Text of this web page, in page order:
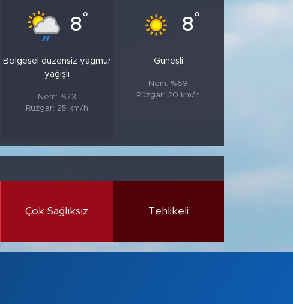
8°
Bölgesel düzensiz yağmur
yağışlı
Nem: %73
Rüzgar: 25 km/h
8°
Güneşli
Nem: %69
Rüzgar: 20 km/h
Çok Sağlıksız Tehlikeli